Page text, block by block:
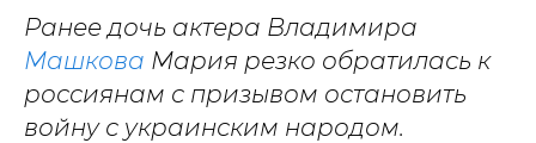
Ранее дочь актера Владимира
Машкова Мария резко обратилась к
россиянам с призывом остановить
войну с украинским народом.